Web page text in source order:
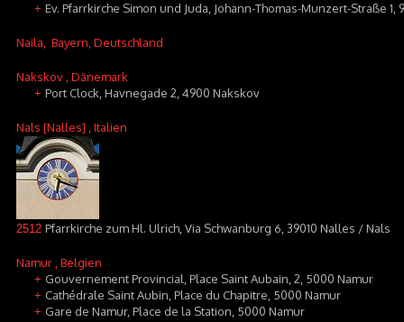
+ Ev. Pfarrkirche Simon und Juda, Johann-Thomas-Munzert-Straße 1,
Naila , Bayern, Deutschland
Nakskov , Dänemark
+ Port Clock, Havnegade 2, 4900 Nakskov
Nals [Nalles] , Italien
2512 Pfarrkirche zum Hl. Ulrich, Via Schwanburg 6, 39010 Nalles / Nals
Namur , Belgien
+ Gouvernement Provincial, Place Saint Aubain, 2, 5000 Namur
+ Cathédrale Saint Aubin, Place du Chapitre, 5000 Namur
+ Gare de Namur, Place de la Station, 5000 Namur